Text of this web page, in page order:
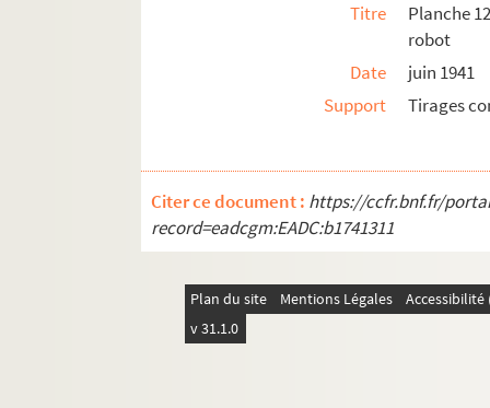
4-EPF-001-57. Dossier 57. Indochine
4-EPF-001-58. Dossier 58. Indochine
4-EPF-001-59. Dossier 59. Chine
4-EPF-001-60. Dossier 60. Japon
4-EPF-001-63. Dossier 63. Guerre 1939-1940,
4-EPF-001-64. Dossier 64. Guerre 1939-1940,
4-EPF-001-65. Dossier 65. Guerre 1939-1940,
Titre
Planche
robot
Date
juin 1941
Support
Tirages
Citer ce document : https://ccfr.bnf.fr/
record=eadcgm:EADC:b1741311
Plan du site Mentions Légales
v 31.1.0